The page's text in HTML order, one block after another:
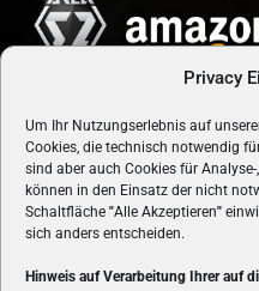
Privacy
Um Ihr Nutzungserlebnis auf
Cookies, die technisch notwendig
sind aber auch Cookies für
können in den Einsatz der nicht
Schaltfläche "Alle Akzeptieren"
sich anders entscheiden.
Hinweis auf Verarbeitung Ihrer auf